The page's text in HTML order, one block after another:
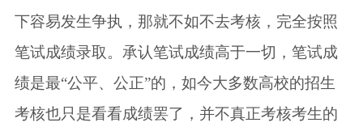
下容易发生争执，那就不如不去考核，完全按照
笔试成绩录取。承认笔试成绩高于一切，笔试成
绩是最“公平、公正”的，如今大多数高校的招生
考核也只是看看成绩罢了，并不真正考核考生的